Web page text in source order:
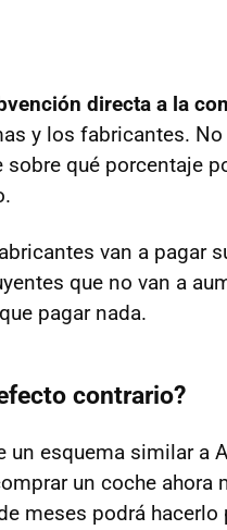
directa a la
y los fabricantes.
qué porcentaje
van a pagar
que no van a
pagar nada.
contrario?
esquema similar a
un coche ahora
meses podrá hacerlo